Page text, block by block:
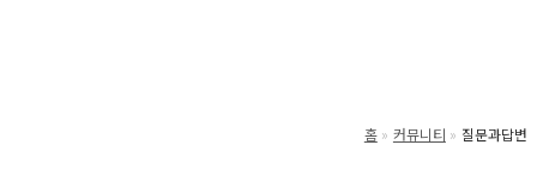
홈 커뮤니티 질문과답변